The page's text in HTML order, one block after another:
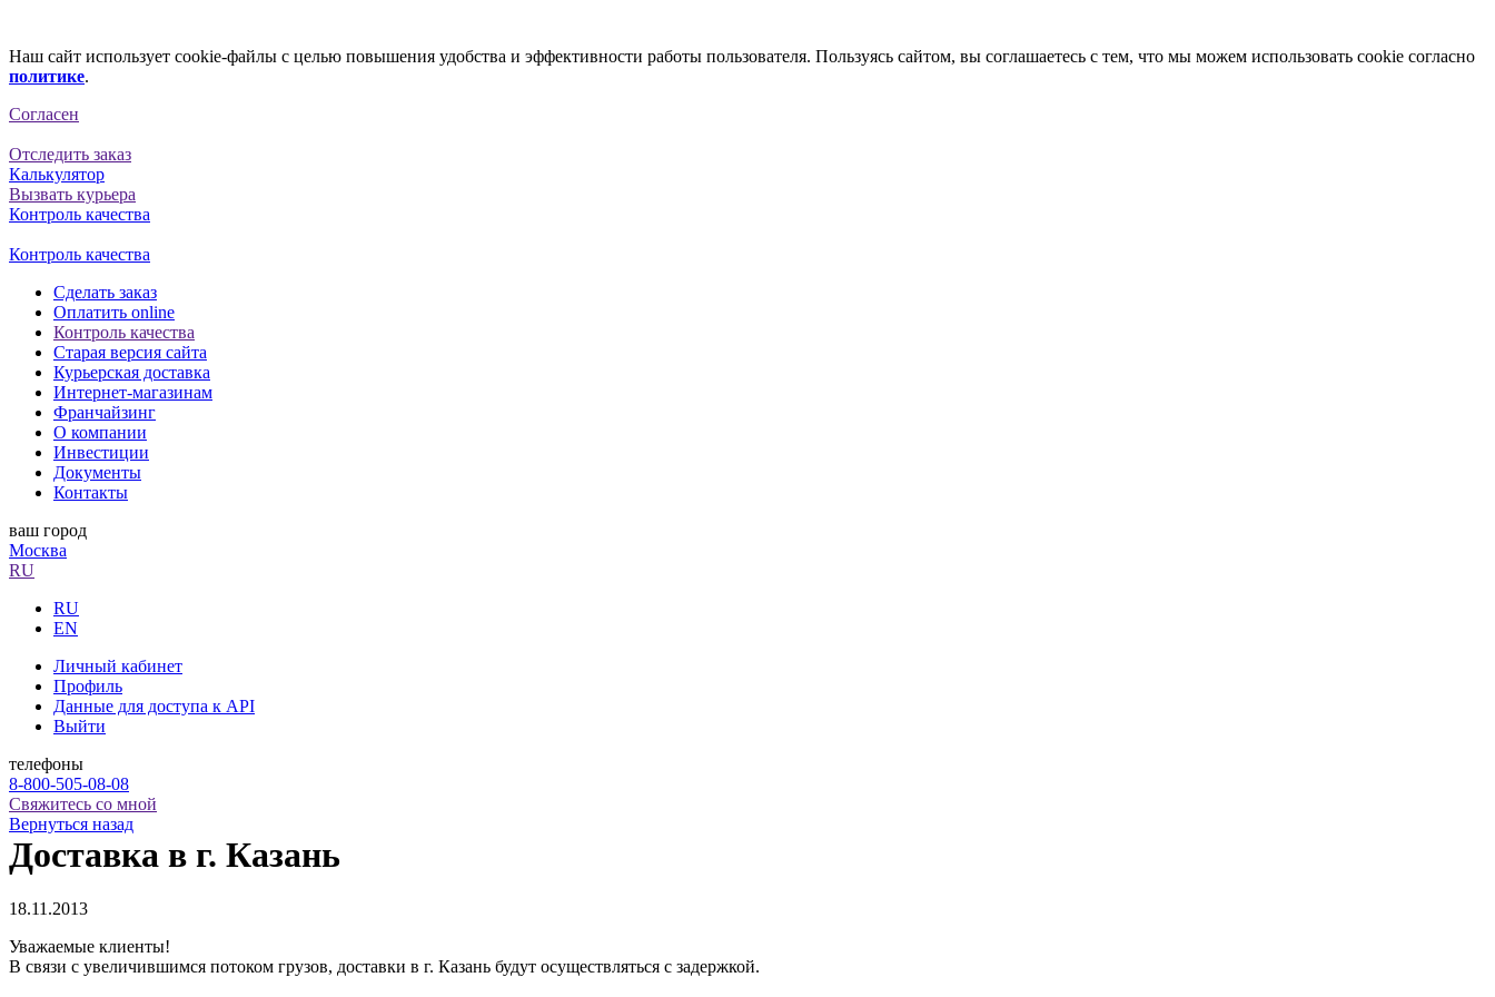
Наш сайт использует cookie-файлы с целью повышения удобства и эффективности работы пользователя. Пользуясь сайтом, вы соглашаетесь с тем, что мы можем использовать cookie согласно
политике.
Согласен
Отследить заказ
Калькулятор
Вызвать курьера
Контроль качества
Контроль качества
Сделать заказ
Оплатить online
Контроль качества
Старая версия сайта
Курьерская доставка
Интернет-магазинам
Франчайзинг
О компании
Инвестиции
Документы
Контакты
ваш город
Москва
RU
RU
EN
Личный кабинет
Профиль
Данные для доступа к API
Выйти
телефоны
8-800-505-08-08
Свяжитесь со мной
Вернуться назад
Доставка в г. Казань
18.11.2013
Уважаемые клиенты!
В связи с увеличившимся потоком грузов, доставки в г. Казань будут осуществляться с задержкой.